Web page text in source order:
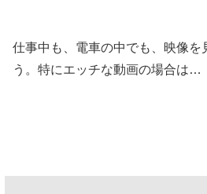
仕事中も、電車の中でも、映像を
う。特にエッチな動画の場合は…